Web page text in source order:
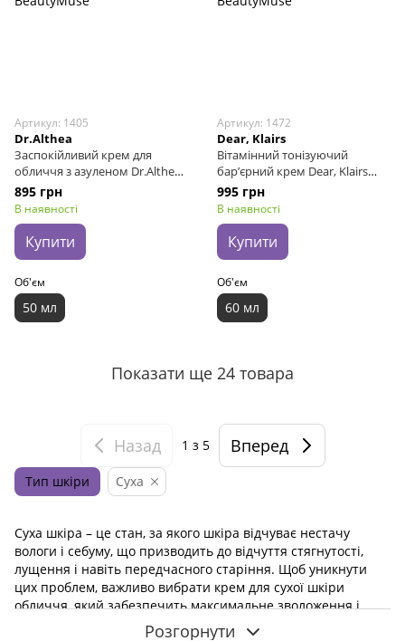
Артикул: 1405
Dr.Althea
Заспокійливий крем для
обличчя з азуленом Dr.Althea
Pro Lab 147 Barrier Cream, 50
мл
895 грн
В наявності
Купити
Об'єм
50 мл
Артикул: 1472
Dear, Klairs
Вітамінний тонізуючий
бар’єрний крем Dear, Klairs
Vitamin Toning Barrier Cream,
60 мл
995 грн
В наявності
Купити
Об'єм
60 мл
Показати ще 24 товара
Назад 1 з 5 Вперед
Суха шкіра – це стан, за якого шкіра відчуває нестачу
вологи і себуму, що призводить до відчуття стягнутості,
лущення і навіть передчасного старіння. Щоб уникнути
цих проблем, важливо вибрати крем для сухої шкіри
обличчя, який забезпечить максимальне зволоження і
Розгорнути
Тип шкіри Суха